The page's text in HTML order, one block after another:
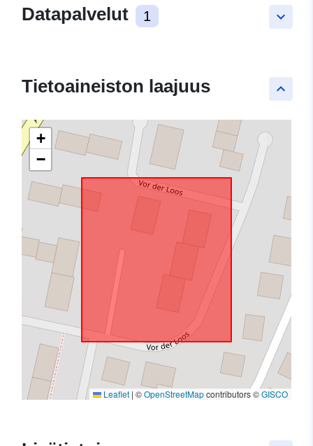
keyboard_arrow_down
Datapalvelut 1
keyboard_arrow_up
Tietoaineiston laajuus
+
−
Leaflet | ©OpenStreetMapcontributors ©GISCO